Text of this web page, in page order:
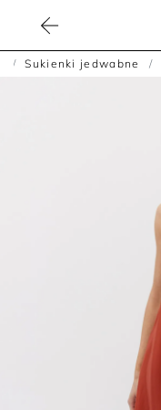
Sukienki jedwabne